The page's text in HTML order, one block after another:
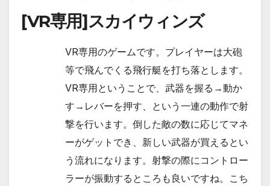
[VR専用]スカイウィンズ
VR専用のゲームです。プレイヤーは大砲
等で飛んでくる飛行艇を打ち落とします。
VR専用ということで、武器を握る→動か
す→レバーを押す、という一連の動作で射
撃を行います。倒した敵の数に応じてマネ
ーがゲットでき、新しい武器が買えるとい
う流れになります。射撃の際にコントロー
ラーが振動するところも良いですね。こち